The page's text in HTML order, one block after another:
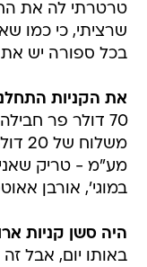
טרטרתי לה את
שרציתי, כי כמו
בכל ספורה יש את
את הקניות
70 דולר פר
מע"מ - טריק
במוגי', אורבן
היה סשן קניות
באותו יום, אבל